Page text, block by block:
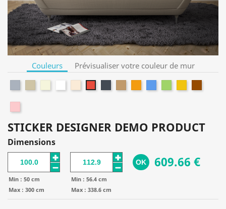
Couleurs Prévisualiser votre couleur de mur
STICKER DESIGNER DEMO PRODUCT
Dimensions
Min : 50 cm
Max : 300 cm
Min : 56.4 cm
Max : 338.6 cm
OK 609.66 €